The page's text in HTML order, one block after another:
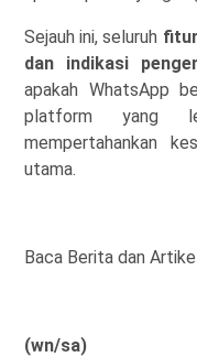
Sejauh ini, seluruh
dan indikasi
apakah WhatsApp
platform yang
mempertahankan
utama.
Baca Berita dan
(wn/sa)